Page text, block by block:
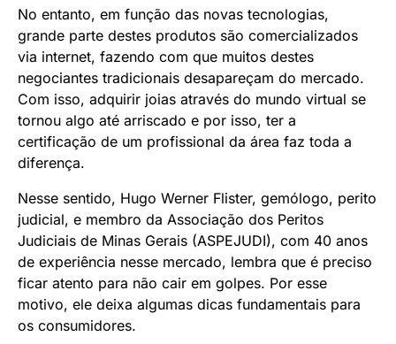
No entanto, em função das novas tecnologias,
grande parte destes produtos são comercializados
via internet, fazendo com que muitos destes
negociantes tradicionais desapareçam do mercado.
Com isso, adquirir joias através do mundo virtual se
tornou algo até arriscado e por isso, ter a
certificação de um profissional da área faz toda a
diferença.
Nesse sentido, Hugo Werner Flister, gemólogo, perito
judicial, e membro da Associação dos Peritos
Judiciais de Minas Gerais (ASPEJUDI), com 40 anos
de experiência nesse mercado, lembra que é preciso
ficar atento para não cair em golpes. Por esse
motivo, ele deixa algumas dicas fundamentais para
os consumidores.